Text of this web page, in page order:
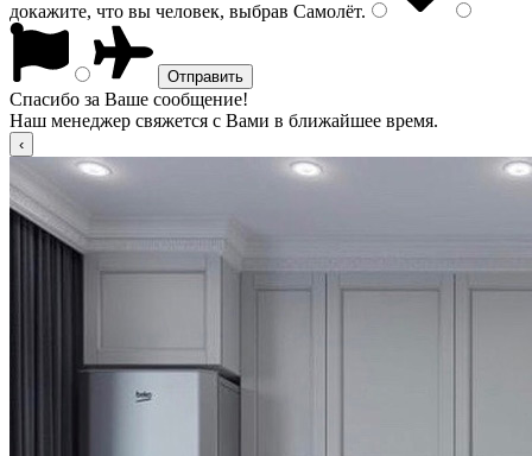
докажите, что вы человек, выбрав Самолёт.
Спасибо за Ваше сообщение!
Наш менеджер свяжется с Вами в ближайшее время.